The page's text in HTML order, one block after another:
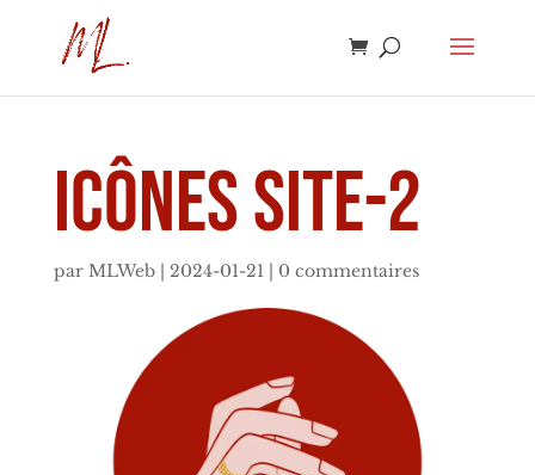
Icônes site-2
par MLWeb| 2024-01-21| 0 commentaires